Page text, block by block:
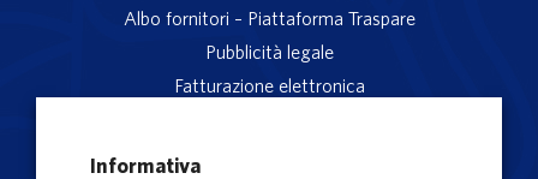
Albo fornitori – Piattaforma Traspare
Pubblicità legale
Fatturazione elettronica
Informativa